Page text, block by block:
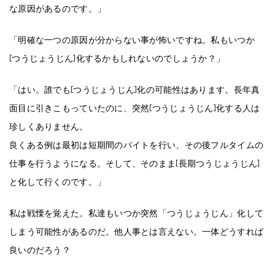
な原因があるのです。」
「明確な一つの原因が分からない事が怖いですね。私もいつか
[つうじょうじん]化するかもしれないのでしょうか？」
「はい。誰でも[つうじょうじん]化の可能性はあります。長年真
面目に引きこもっていたのに、突然[つうじょうじん]化する人は
珍しくありません。
良くある例は最初は短期間のバイトを行い、その後フルタイムの
仕事を行うようになる。そして、そのまま[長期つうじょうじん]
と化して行くのです。」
私は戦慄を覚えた。私達もいつか突然「つうじょうじん」化して
しまう可能性があるのだ。他人事とは言えない。一体どうすれば
良いのだろう？